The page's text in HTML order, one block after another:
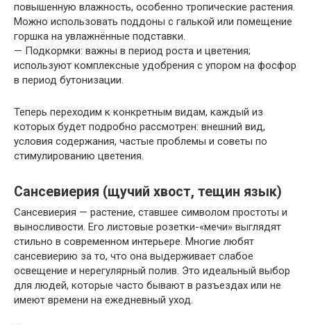
повышенную влажность, особенно тропические растения.
Можно использовать поддоны с галькой или помещение
горшка на увлажнённые подставки.
— Подкормки: важны в период роста и цветения;
используют комплексные удобрения с упором на фосфор
в период бутонизации.
Теперь переходим к конкретным видам, каждый из
которых будет подробно рассмотрен: внешний вид,
условия содержания, частые проблемы и советы по
стимулированию цветения.
Сансевиерия (щучий хвост, тещин язык)
Сансевиерия — растение, ставшее символом простоты и
выносливости. Его листовые розетки-«мечи» выглядят
стильно в современном интерьере. Многие любят
сансевиерию за то, что она выдерживает слабое
освещение и нерегулярный полив. Это идеальный выбор
для людей, которые часто бывают в разъездах или не
имеют времени на ежедневный уход.